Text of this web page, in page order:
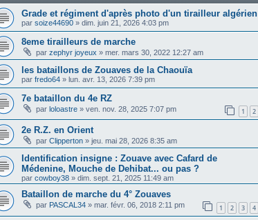
Grade et régiment d'après photo d'un tirailleur algérien
par soize44690 » dim. juin 21, 2026 4:03 pm
8eme tirailleurs de marche
par zephyr joyeux » mer. mars 30, 2022 12:27 am
les bataillons de Zouaves de la Chaouïa
par fredo64 » lun. avr. 13, 2026 7:39 pm
7e bataillon du 4e RZ
par loloastre » ven. nov. 28, 2025 7:07 pm 1 2
2e R.Z. en Orient
par Clipperton » jeu. mai 28, 2026 8:35 am
Identification insigne : Zouave avec Cafard de
Médenine, Mouche de Dehibat... ou pas ?
par cowboy38 » dim. sept. 21, 2025 11:49 am
Bataillon de marche du 4° Zouaves
par PASCAL34 » mar. févr. 06, 2018 2:11 pm 1 2 3 4